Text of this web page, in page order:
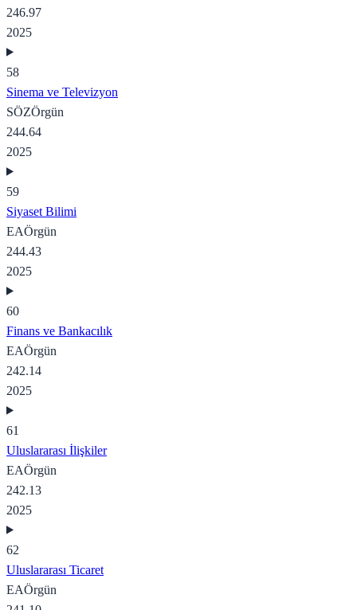
246.97
2025
58
Sinema ve Televizyon
SÖZÖrgün
244.64
2025
59
Siyaset Bilimi
EAÖrgün
244.43
2025
60
Finans ve Bankacılık
EAÖrgün
242.14
2025
61
Uluslararası İlişkiler
EAÖrgün
242.13
2025
62
Uluslararası Ticaret
EAÖrgün